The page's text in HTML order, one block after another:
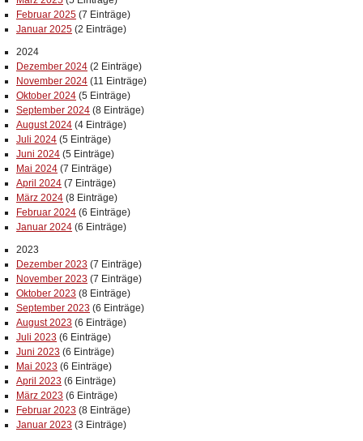
Februar 2025 (7 Einträge)
Januar 2025 (2 Einträge)
2024
Dezember 2024 (2 Einträge)
November 2024 (11 Einträge)
Oktober 2024 (5 Einträge)
September 2024 (8 Einträge)
August 2024 (4 Einträge)
Juli 2024 (5 Einträge)
Juni 2024 (5 Einträge)
Mai 2024 (7 Einträge)
April 2024 (7 Einträge)
März 2024 (8 Einträge)
Februar 2024 (6 Einträge)
Januar 2024 (6 Einträge)
2023
Dezember 2023 (7 Einträge)
November 2023 (7 Einträge)
Oktober 2023 (8 Einträge)
September 2023 (6 Einträge)
August 2023 (6 Einträge)
Juli 2023 (6 Einträge)
Juni 2023 (6 Einträge)
Mai 2023 (6 Einträge)
April 2023 (6 Einträge)
März 2023 (6 Einträge)
Februar 2023 (8 Einträge)
Januar 2023 (3 Einträge)